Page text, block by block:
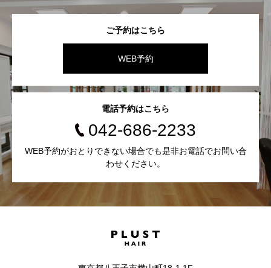
ご予約はこちら
WEB予約
電話予約はこちら
042-686-2233
WEB予約がおとりできない場合でも是非お電話でお問い合
わせください。